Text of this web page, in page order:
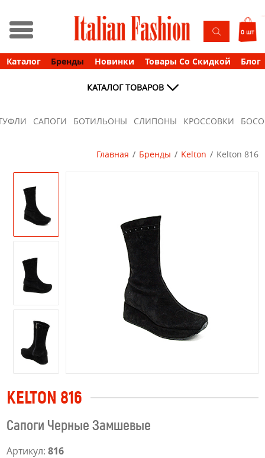
Каталог Бренды Новинки Товары Со Скидкой Блог
0 шт
КАТАЛОГ ТОВАРОВ
САПОГИ БОТИЛЬОНЫ СЛИПОНЫ КРОССОВКИ
Главная Бренды Kelton Kelton 816
KELTON 816
Сапоги Черные Замшевые
Артикул: 816